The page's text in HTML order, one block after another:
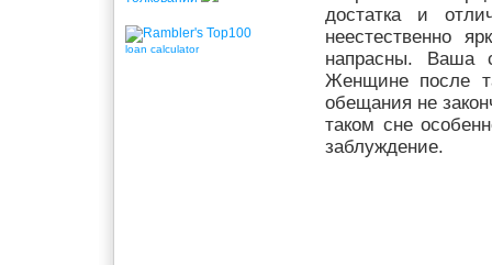
loan calculator
достатка и
неестественно
напрасны. Ваша
Женщине после
обещания не
таком сне
заблуждение.